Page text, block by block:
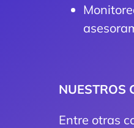
NUESTROS
Entre otras